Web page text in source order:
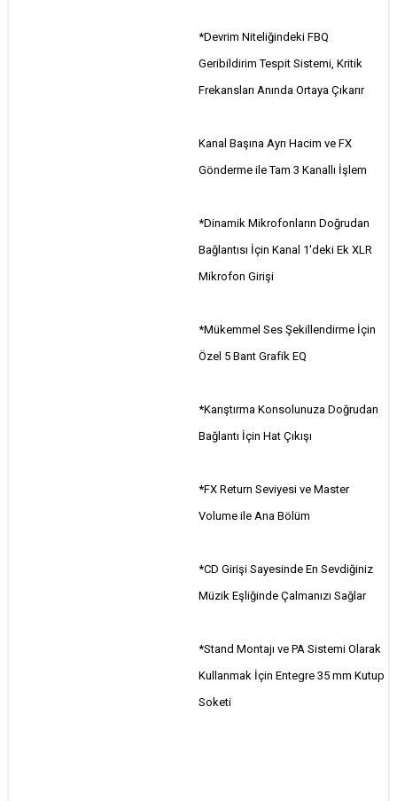
*Devrim Niteliğindeki FBQ
Geribildirim Tespit Sistemi, Kritik
Frekansları Anında Ortaya Çıkarır
Kanal Başına Ayrı Hacim ve FX
Gönderme ile Tam 3 Kanallı İşlem
*Dinamik Mikrofonların Doğrudan
Bağlantısı İçin Kanal 1'deki Ek XLR
Mikrofon Girişi
*Mükemmel Ses Şekillendirme İçin
Özel 5 Bant Grafik EQ
*Karıştırma Konsolunuza Doğrudan
Bağlantı İçin Hat Çıkışı
*FX Return Seviyesi ve Master
Volume ile Ana Bölüm
*CD Girişi Sayesinde En Sevdiğiniz
Müzik Eşliğinde Çalmanızı Sağlar
*Stand Montajı ve PA Sistemi Olarak
Kullanmak İçin Entegre 35 mm Kutup
Soketi